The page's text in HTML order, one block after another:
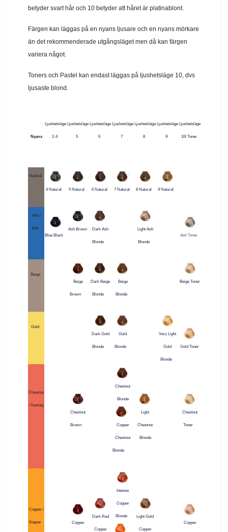
betyder svart hår och 10 betyder att håret är platinablont.
Färgen kan läggas på en nyans ljusare och en nyans mörkare
än det rekommenderade utgångsläget men då kan färgen
variera något.
Toners och Pastel kan endast läggas på ljushetsläge 10, dvs
ljusaste blond.
Nyans
Ljushetsläge
2-4
Ljushetsläge
5
Ljushetsläge
6
Ljushetsläge
7
Ljushetsläge
8
Ljushetsläge
9
Ljushetsläge
10/ Toner
Natural
4 Natural 5 Natural 6 Natural
'
7 Natural 8 Natural 9 Natural
Ash /
Ask
Blue Black
Ash Brown Dark Ash
Blonde
Light Ash
Blonde
Ash Toner
Beige
Beige
Brown
Dark Beige
Blonde
Beige
Blonde
Beige Toner
Gold
Dark Gold
Blonde
Gold
Blonde
Very Light
Gold
Blonde
Gold Toner
Chestnut
/ Kastanj
Chestnut
Brown
Chestnut
Blonde
Copper
Chestnut
Blonde
Light
Chestnut
Blonde
Chestnut
Toner
Copper /
Koppar Copper
Dark Red
Copper
Intense
Copper
Blonde Light Gold
Copper
Copper